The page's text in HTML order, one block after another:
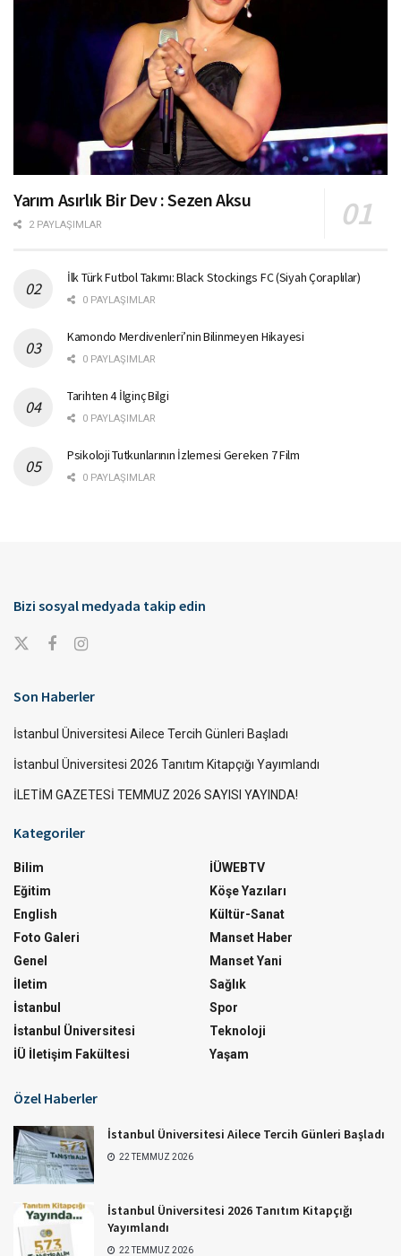
Yarım Asırlık Bir Dev : Sezen Aksu
2 PAYLAŞIMLAR
İlk Türk Futbol Takımı: Black Stockings FC (Siyah Çoraplılar)
0 PAYLAŞIMLAR
Kamondo Merdivenleri’nin Bilinmeyen Hikayesi
0 PAYLAŞIMLAR
Tarihten 4 İlginç Bilgi
0 PAYLAŞIMLAR
Psikoloji Tutkunlarının İzlemesi Gereken 7 Film
0 PAYLAŞIMLAR
Bizi sosyal medyada takip edin
Son Haberler
İstanbul Üniversitesi Ailece Tercih Günleri Başladı
İstanbul Üniversitesi 2026 Tanıtım Kitapçığı Yayımlandı
İLETİM GAZETESİ TEMMUZ 2026 SAYISI YAYINDA!
Kategoriler
Bilim
Eğitim
English
Foto Galeri
Genel
İletim
İstanbul
İstanbul Üniversitesi
İÜ İletişim Fakültesi
İÜWEBTV
Köşe Yazıları
Kültür-Sanat
Manset Haber
Manset Yani
Sağlık
Spor
Teknoloji
Yaşam
Özel Haberler
İstanbul Üniversitesi Ailece Tercih Günleri Başladı
22 TEMMUZ 2026
İstanbul Üniversitesi 2026 Tanıtım Kitapçığı
Yayımlandı
22 TEMMUZ 2026